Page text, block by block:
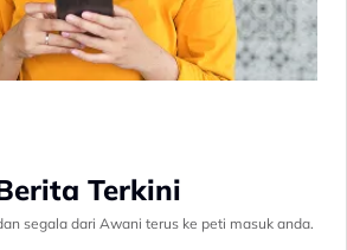
Terkini
segala dari Awani terus ke peti masuk anda.